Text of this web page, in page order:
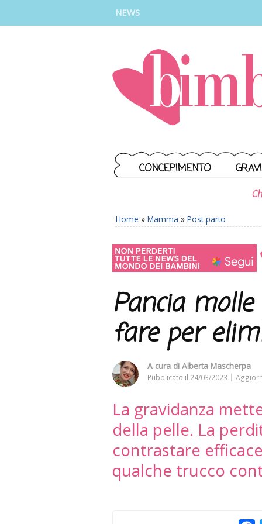
NEWS
CONCEPIMENTO
Home » Mamma » Post parto
Pancia
fare per
A cura di Alberta Mascherpa
Pubblicato il 24/03/2023
La gravidanza
della pelle. La
contrastare
qualche trucco